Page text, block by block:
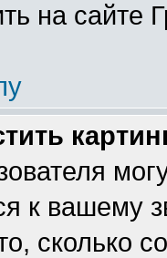
на сайте
к вашему
сколько